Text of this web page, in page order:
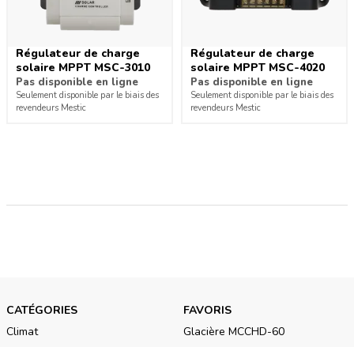
Régulateur de charge
solaire MPPT MSC-3010
Pas disponible en ligne
Seulement disponible par le biais des
revendeurs Mestic
Régulateur de charge
solaire MPPT MSC-4020
Pas disponible en ligne
Seulement disponible par le biais des
revendeurs Mestic
CATÉGORIES
Climat
FAVORIS
Glacière MCCHD-60